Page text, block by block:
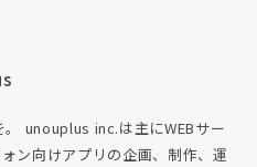
unouplus inc.は主にWEBサー
ン向けアプリの企画、制作、運